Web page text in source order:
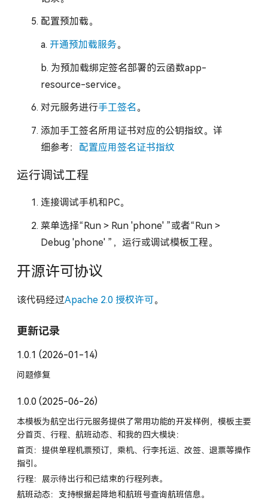
配置预加载。
a. 开通预加载服务。
b. 为预加载绑定签名部署的云函数app-
resource-service。
对元服务进行手工签名 。
添加手工签名所用证书对应的公钥指纹。详
细参考： 配置应用签名证书指纹
运行调试工程
连接调试手机和PC。
菜单选择“Run > Run 'phone' ”或者“Run >
Debug 'phone' ”，运行或调试模板工程。
开源许可协议
该代码经过Apache 2.0 授权许可。
更新记录
1.0.1 (2026-01-14)
问题修复
1.0.0 (2025-06-26)
本模板为航空出行元服务提供了常用功能的开发样例，模板主要
分首页、行程、航班动态、和我的四大模块：
首页：提供单程机票预订，乘机、行李托运、改签、退票等操作
指引。
行程：展示待出行和已结束的行程列表。
航班动态：支持根据起降地和航班号查询航班信息。